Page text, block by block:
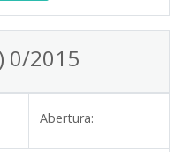
0/2015
Abertura: